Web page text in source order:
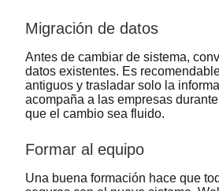
Migración de datos
Antes de cambiar de sistema,
datos existentes. Es
antiguos y trasladar solo la
acompaña a las empresas
que el cambio sea fluido.
Formar al equipo
Una buena formación hace que